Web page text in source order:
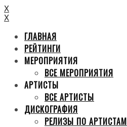
X
X
ГЛАВНАЯ
РЕЙТИНГИ
МЕРОПРИЯТИЯ
ВСЕ МЕРОПРИЯТИЯ
АРТИСТЫ
ВСЕ АРТИСТЫ
ДИСКОГРАФИЯ
РЕЛИЗЫ ПО АРТИСТАМ